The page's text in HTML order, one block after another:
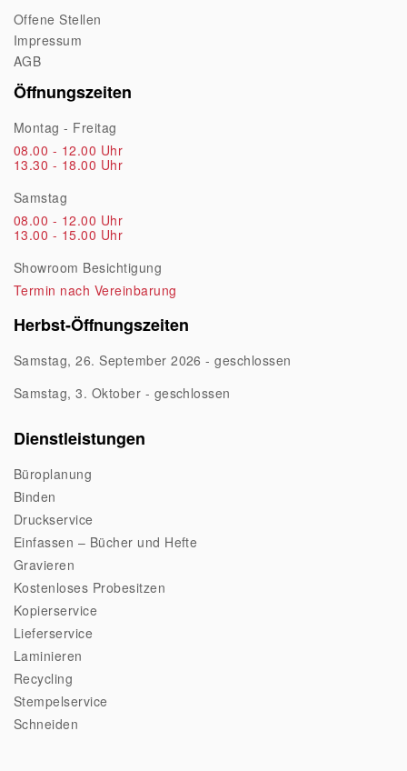
Offene Stellen
Impressum
AGB
Öffnungszeiten
Montag - Freitag
08.00 - 12.00 Uhr
13.30 - 18.00 Uhr
Samstag
08.00 - 12.00 Uhr
13.00 - 15.00 Uhr
Showroom Besichtigung
Termin nach Vereinbarung
Herbst-Öffnungszeiten
Samstag, 26. September 2026 - geschlossen
Samstag, 3. Oktober - geschlossen
Dienstleistungen
Büroplanung
Binden
Druckservice
Einfassen – Bücher und Hefte
Gravieren
Kostenloses Probesitzen
Kopierservice
Lieferservice
Laminieren
Recycling
Stempelservice
Schneiden